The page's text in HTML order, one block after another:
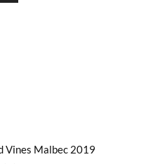
Vines Malbec 2019